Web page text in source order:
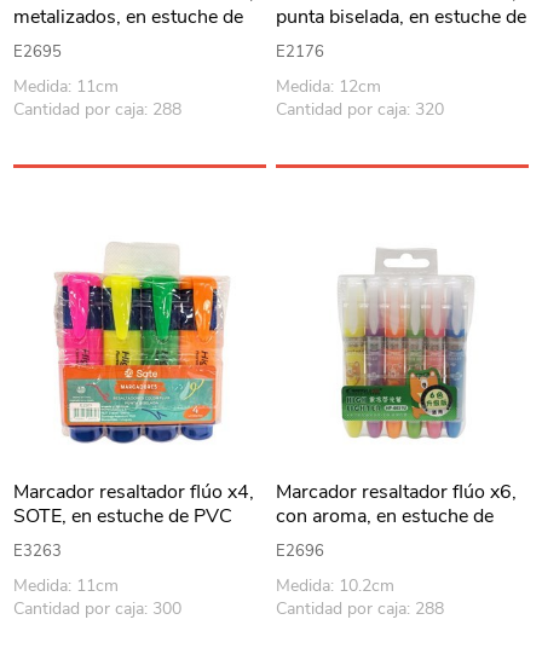
metalizados, en estuche de
PVC
E2695
Medida: 11cm
Cantidad por caja: 288
punta biselada, en estuche de
PVC
E2176
Medida: 12cm
Cantidad por caja: 320
Marcador resaltador flúo x4,
SOTE, en estuche de PVC
E3263
Medida: 11cm
Cantidad por caja: 300
Marcador resaltador flúo x6,
con aroma, en estuche de
PVC
E2696
Medida: 10.2cm
Cantidad por caja: 288